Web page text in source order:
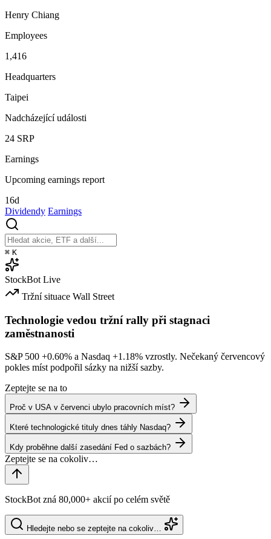
Henry Chiang
Employees
1,416
Headquarters
Taipei
Nadcházející události
24 SRP
Earnings
Upcoming earnings report
16d
Dividendy Earnings
⌘ K
StockBot Live
Tržní situace Wall Street
Technologie vedou tržní rally při stagnaci
zaměstnanosti
S&P 500 +0.60% a Nasdaq +1.18% vzrostly. Nečekaný červencový
pokles míst podpořil sázky na nižší sazby.
Zeptejte se na to
Proč v USA v červenci ubylo pracovních míst?
Které technologické tituly dnes táhly Nasdaq?
Kdy proběhne další zasedání Fed o sazbách?
StockBot zná 80,000+ akcií po celém světě
Hledejte nebo se zeptejte na cokoliv…